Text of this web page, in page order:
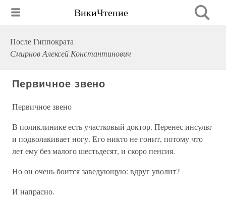
ВикиЧтение
После Гиппократа
Смирнов Алексей Константинович
Первичное звено
Первичное звено
В поликлинике есть участковый доктор. Перенес инсульт
и подволакивает ногу. Его никто не гонит, потому что
лет ему без малого шестьдесят, и скоро пенсия.
Но он очень боится заведующую: вдруг уволит?
И напрасно.